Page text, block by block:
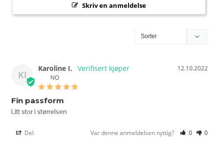
Skriv en anmeldelse
KI
12.10.2022
Karoline I.
NO
Fin passform
Litt stor i størrelsen
Del Var denne anmeldelsen nyttig? 0 0